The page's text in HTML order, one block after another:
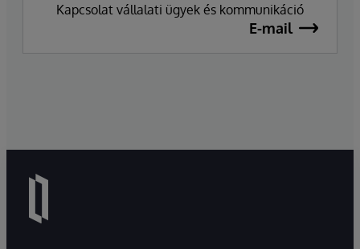
Kapcsolat vállalati ügyek és kommunikáció
E-mail